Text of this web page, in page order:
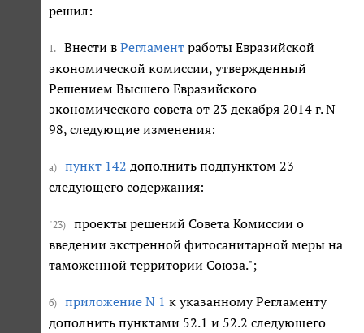
решил:
1. Внести в Регламент работы Евразийской
экономической комиссии, утвержденный
Решением Высшего Евразийского
экономического совета от 23 декабря 2014 г. N
98, следующие изменения:
а) пункт 142 дополнить подпунктом 23
следующего содержания:
"23)
проекты решений Совета Комиссии о
введении экстренной фитосанитарной меры на
таможенной территории Союза.";
б) приложение N 1 к указанному Регламенту
дополнить пунктами 52.1 и 52.2 следующего